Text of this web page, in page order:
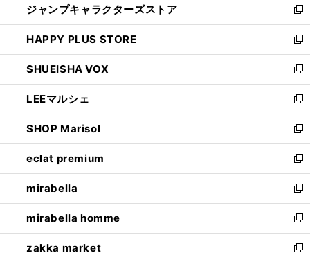
く
ィ
ン
ド
ウ
で
開
く
い
ウ
ィ
ン
ド
ウ
で
開
く
ジャンプキャラクターズストア
新
し
い
ウ
ィ
ン
ド
ウ
で
開
く
HAPPY PLUS STORE
新
し
い
ウ
ィ
ン
ド
ウ
で
開
く
SHUEISHA VOX
新
し
い
ウ
ィ
ン
ド
ウ
で
開
く
LEEマルシェ
新
し
い
ウ
ィ
ン
ド
ウ
で
開
く
SHOP Marisol
新
し
い
ウ
ィ
ン
ド
ウ
で
eclat premium
新
し
い
ウ
ィ
ン
ド
mirabella
新
し
い
ウ
ィ
mirabella homme
新
し
い
zakka market
新